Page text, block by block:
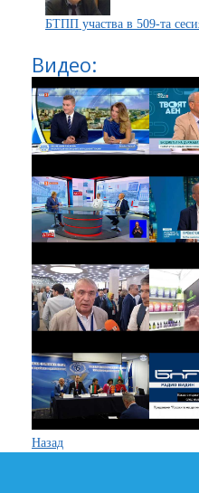
БТПП участва в 509-та
Видео:
Назад